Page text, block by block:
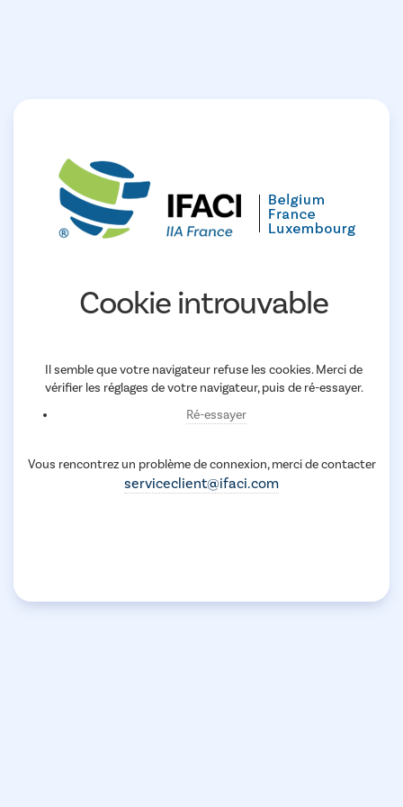
Cookie introuvable
Il semble que votre navigateur refuse les cookies. Merci de
vérifier les réglages de votre navigateur, puis de ré-essayer.
Ré-essayer
Vous rencontrez un problème de connexion, merci de contacter
serviceclient@ifaci.com